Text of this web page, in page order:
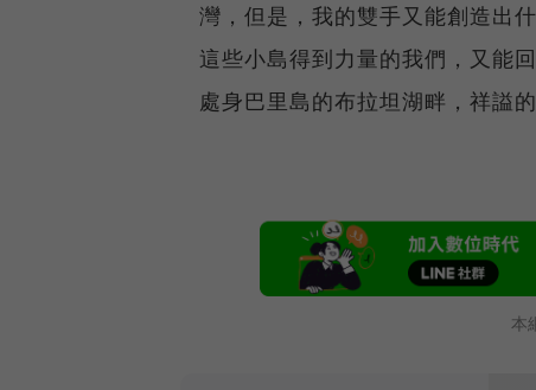
灣，但是，我的雙手又能創造出
這些小島得到力量的我們，又能
處身巴里島的布拉坦湖畔，祥謚
本